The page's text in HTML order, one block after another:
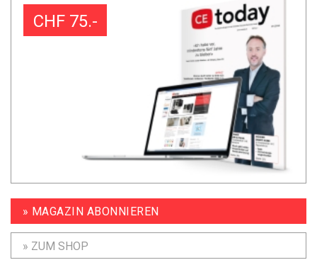
CHF 75.-
» MAGAZIN ABONNIEREN
» ZUM SHOP